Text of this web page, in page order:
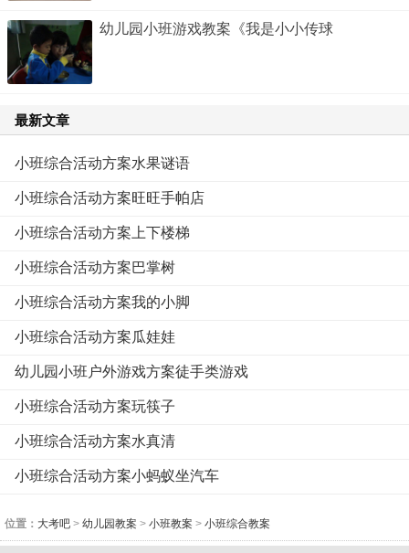
幼儿园小班游戏教案《我是小小传球
最新文章
小班综合活动方案水果谜语
小班综合活动方案旺旺手帕店
小班综合活动方案上下楼梯
小班综合活动方案巴掌树
小班综合活动方案我的小脚
小班综合活动方案瓜娃娃
幼儿园小班户外游戏方案徒手类游戏
小班综合活动方案玩筷子
小班综合活动方案水真清
小班综合活动方案小蚂蚁坐汽车
位置： 大考吧 > 幼儿园教案 > 小班教案 > 小班综合教案